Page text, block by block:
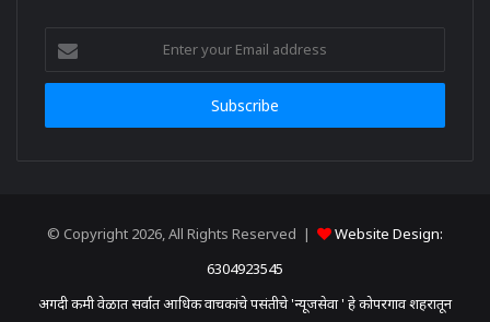
your
Email
© Copyright 2026, All Rights Reserved |
Website Design:
6304923545
अगदी कमी वेळात सर्वात आधिक वाचकांचे पसंतीचे 'न्यूजसेवा ' हे कोपरगाव शहरातून